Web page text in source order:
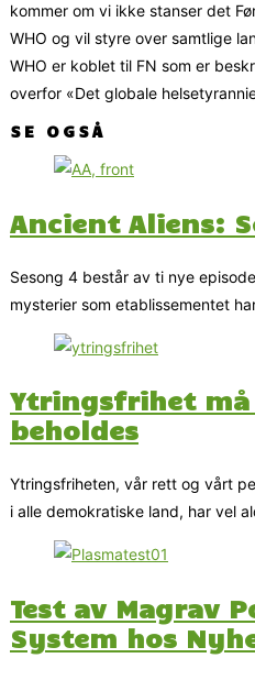
kommer om vi ikke stanser det
WHO og vil styre over samtlige
WHO er koblet til FN som er
overfor «Det globale
SE OGSÅ
Ancient Aliens:
Sesong 4 består av ti nye
mysterier som etablissementet
Ytringsfrihet
beholdes
Ytringsfriheten, vår rett og vårt
i alle demokratiske land, har vel
Test av Magrav
System hos